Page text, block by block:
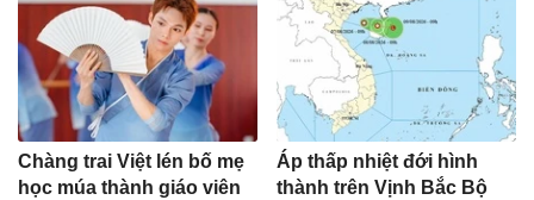
Chàng trai Việt lén bố mẹ
học múa thành giáo viên
Áp thấp nhiệt đới hình
thành trên Vịnh Bắc Bộ